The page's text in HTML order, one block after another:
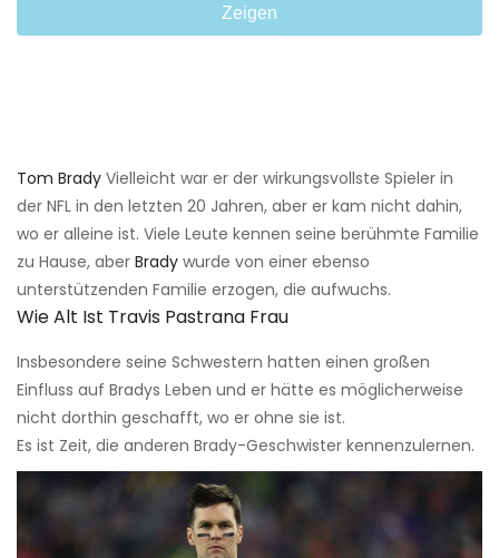
Zeigen
Tom Brady Vielleicht war er der wirkungsvollste Spieler in
der NFL in den letzten 20 Jahren, aber er kam nicht dahin,
wo er alleine ist. Viele Leute kennen seine berühmte Familie
zu Hause, aber Brady wurde von einer ebenso
unterstützenden Familie erzogen, die aufwuchs.
Wie Alt Ist Travis Pastrana Frau
Insbesondere seine Schwestern hatten einen großen
Einfluss auf Bradys Leben und er hätte es möglicherweise
nicht dorthin geschafft, wo er ohne sie ist.
Es ist Zeit, die anderen Brady-Geschwister kennenzulernen.